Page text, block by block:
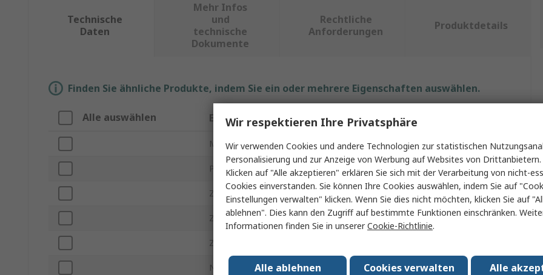
Technische
Daten
Mehr Infos
und
technische
Dokumente
Rechtliche
Anforderungen
Produktdetails
Finden Sie ähnliche Produkte, indem Sie ein oder mehrere Eigenschaften auswählen.
Alle auswählen Eigenschaft Wert
Marke Metrix
Produkt Typ Dataview-Software
Zubehörtyp DataView-Software
Zur Verwendung mit CA8334B.
Zulassung für Gefahrenbereiche
Normen/Zulassungen No
Wir respektieren Ihre Privatsphäre
Wir verwenden Cookies und andere Technologien zur statistischen
Personalisierung und zur Anzeige von Werbung auf Websites von
Klicken auf "Alle akzeptieren" erklären Sie sich mit der Verarbeitung von nicht-
Cookies einverstanden. Sie können Ihre Cookies auswählen, indem Sie auf
Einstellungen verwalten" klicken. Wenn Sie dies nicht möchten, klicken Sie auf
ablehnen". Dies kann den Zugriff auf bestimmte Funktionen einschränken.
Informationen finden Sie in unsererCookie-Richtlinie.
Alle
Cookies verwalten
Alle ablehnen